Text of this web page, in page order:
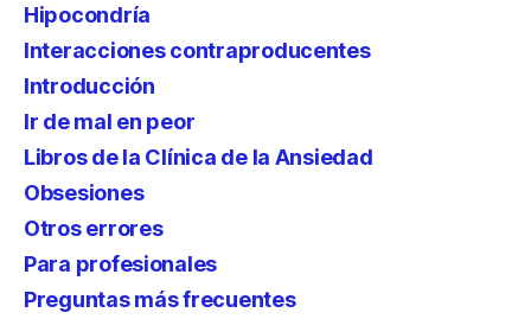
Hipocondría
Interacciones contraproducentes
Introducción
Ir de mal en peor
Libros de la Clínica de la Ansiedad
Obsesiones
Otros errores
Para profesionales
Preguntas más frecuentes